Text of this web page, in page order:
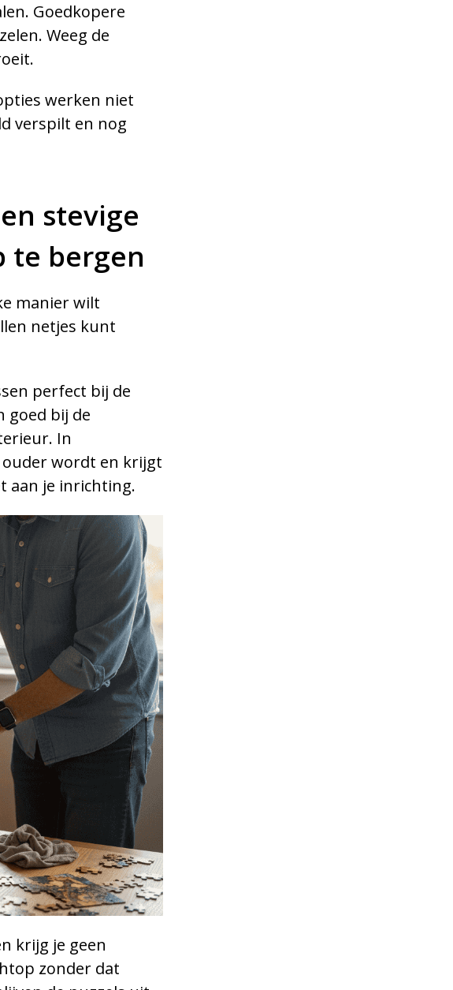
Goedkopere
Weeg de
werken niet
verspilt en nog
stevige
te bergen
manier wilt
netjes kunt
perfect bij de
goed bij de
In
wordt en krijgt
aan je inrichting.
krijg je geen
zonder dat
mailinglijst